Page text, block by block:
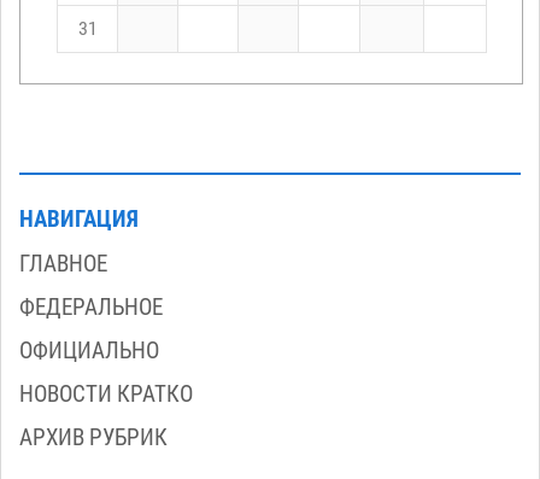
31
НАВИГАЦИЯ
ГЛАВНОЕ
ФЕДЕРАЛЬНОЕ
ОФИЦИАЛЬНО
НОВОСТИ КРАТКО
АРХИВ РУБРИК